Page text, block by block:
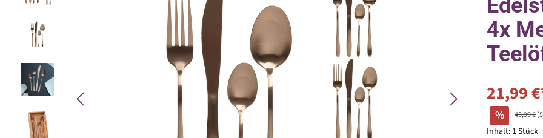
4x
21,99
% 43,99 €
Inhalt: 1 Stück